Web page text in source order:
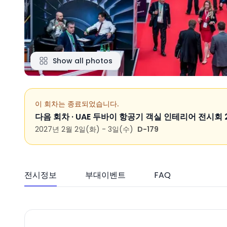
Show all photos
이 회차는 종료되었습니다.
다음 회차 · UAE 두바이 항공기 객실 인테리어 전시
2027년 2월 2일(화) - 3일(수) D-179
전시정보 부대이벤트 FAQ